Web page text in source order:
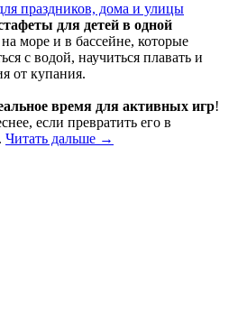
праздников, дома и улицы
для детей в одной
море и в бассейне, которые
с водой, научиться плавать и
от купания.
время для активных игр!
если превратить его в
Читать дальше →